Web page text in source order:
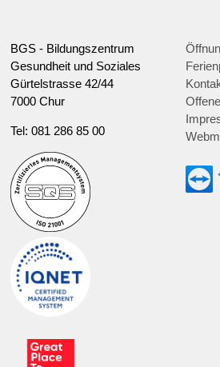
BGS - Bildungszentrum
Gesundheit und Soziales
Gürtelstrasse 42/44
7000 Chur
Tel: 081 286 85 00